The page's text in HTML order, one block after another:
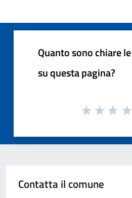
Quanto sono chiare
su questa pagina?
Contatta il comune